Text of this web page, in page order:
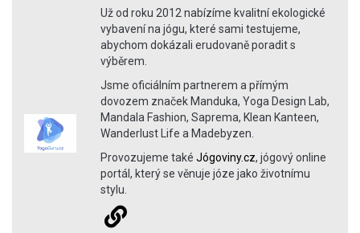
Už od roku 2012 nabízíme kvalitní ekologické
vybavení na jógu, které sami testujeme,
abychom dokázali erudovaně poradit s
výběrem.
Jsme oficiálním partnerem a přímým
dovozem značek Manduka, Yoga Design Lab,
Mandala Fashion, Saprema, Klean Kanteen,
Wanderlust Life a Madebyzen.
Provozujeme takéJógoviny.cz, jógový online
portál, který se věnuje józe jako životnímu
stylu.